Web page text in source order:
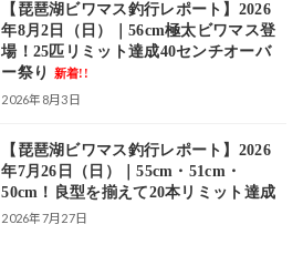
【琵琶湖ビワマス釣行レポート】2026
年8月2日（日）｜56cm極太ビワマス登
場！25匹リミット達成40センチオーバ
ー祭り
新着!!
2026年8月3日
【琵琶湖ビワマス釣行レポート】2026
年7月26日（日）｜55cm・51cm・
50cm！良型を揃えて20本リミット達成
2026年7月27日